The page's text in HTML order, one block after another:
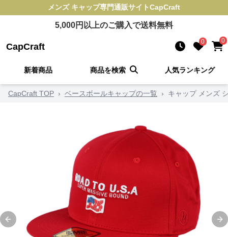
メンズ キャップ専門通販サイトCapCraft
5,000円以上のご購入で送料無料
CapCraft 0 0
新着商品 商品を検索 人気ランキング
CapCraft TOP › ベースボールキャップの一覧 › キャップ メンズ
Previous slide